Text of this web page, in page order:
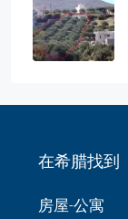
在希腊找到
房屋-公寓